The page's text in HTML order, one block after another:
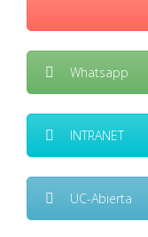
Whatsapp
INTRANET
UC-Abierta